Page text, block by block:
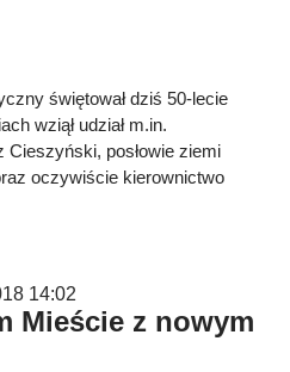
świętował dziś 50-lecie
wziął udział m.in.
posłowie ziemi
oczywiście kierownictwo
14:02
Mieście z nowym